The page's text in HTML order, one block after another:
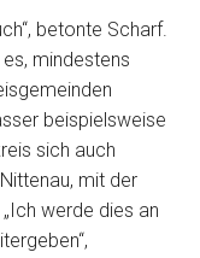
betonte Scharf.
mindestens
beispielsweise
sich auch
mit der
werde dies an